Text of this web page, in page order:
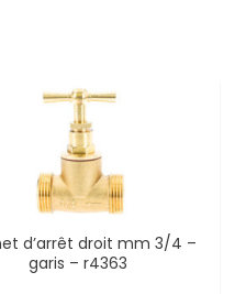
d’arrêt droit mm 3/4 –
garis – r4363